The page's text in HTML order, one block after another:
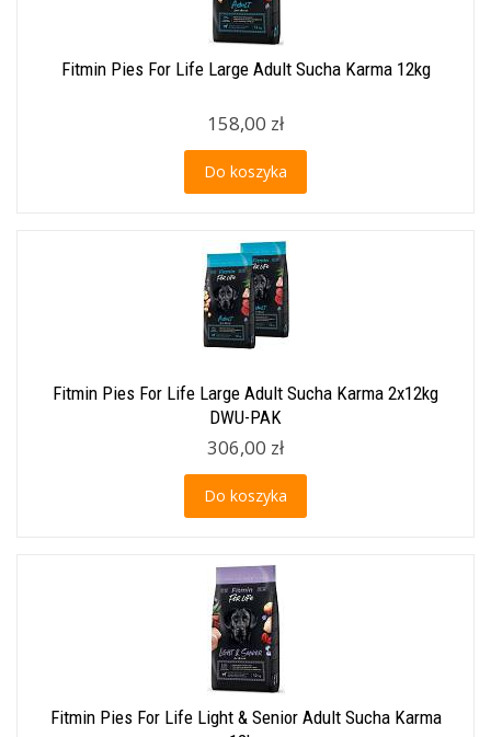
Fitmin Pies For Life Large Adult Sucha Karma 12kg
158,00 zł
Do koszyka
Fitmin Pies For Life Large Adult Sucha Karma 2x12kg
DWU-PAK
306,00 zł
Do koszyka
Fitmin Pies For Life Light & Senior Adult Sucha Karma